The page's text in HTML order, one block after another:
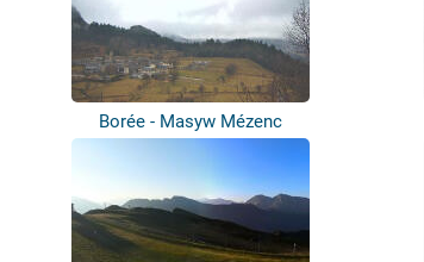
Borée - Masyw Mézenc